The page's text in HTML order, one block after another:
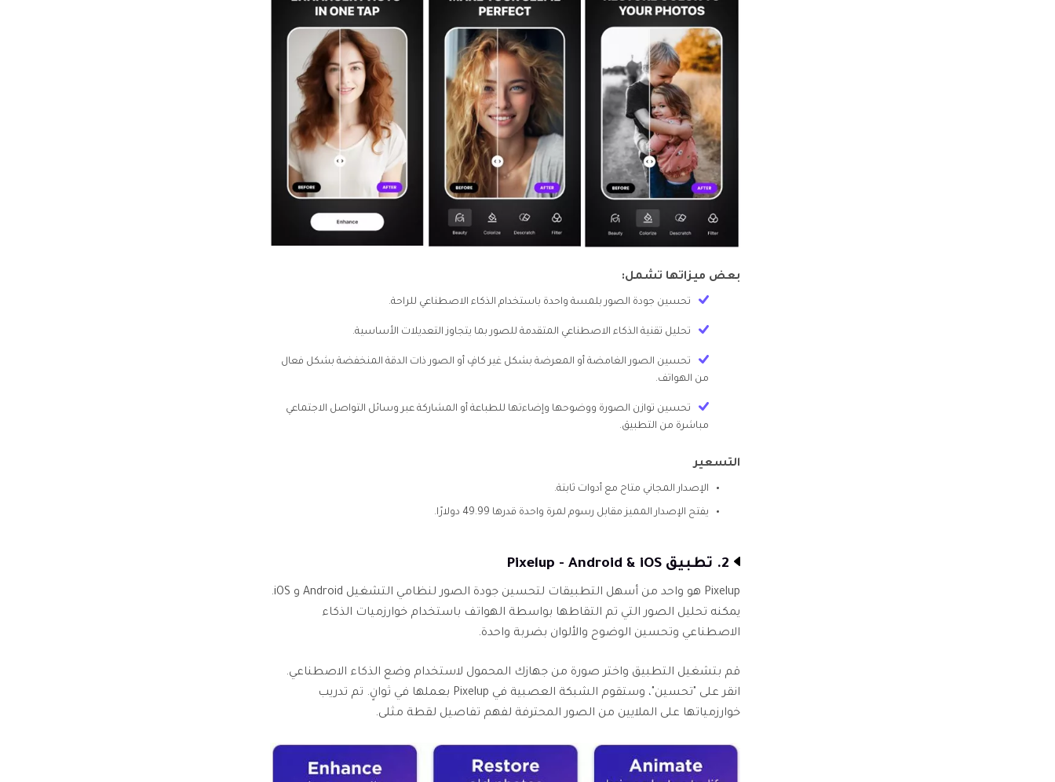
بعض ميزاتها تشمل:
تحسين جودة الصور بلمسة واحدة باستخدام الذكاء الاصطناعي للراحة.
تحليل تقنية الذكاء الاصطناعي المتقدمة للصور بما يتجاوز التعديلات الأساسية.
تحسين الصور الغامضة أو المعرضة بشكل غير كافٍ أو الصور ذات الدقة المنخفضة بشكل فعال
من الهواتف.
تحسين توازن الصورة ووضوحها وإضاءتها للطباعة أو المشاركة عبر وسائل التواصل الاجتماعي
مباشرة من التطبيق.
التسعير
الإصدار المجاني متاح مع أدوات ثابتة.
يفتح الإصدار المميز مقابل رسوم لمرة واحدة قدرها 49.99 دولارًا.
2. تطبيق Pixelup - Android & iOS
Pixelup هو واحد من أسهل التطبيقات لتحسين جودة الصور لنظامي التشغيل Android و iOS.
يمكنه تحليل الصور التي تم التقاطها بواسطة الهواتف باستخدام خوارزميات الذكاء
الاصطناعي وتحسين الوضوح والألوان بضربة واحدة.
قم بتشغيل التطبيق واختر صورة من جهازك المحمول لاستخدام وضع الذكاء الاصطناعي.
انقر على "تحسين"، وستقوم الشبكة العصبية في Pixelup بعملها في ثوانٍ. تم تدريب
خوارزمياتها على الملايين من الصور المحترفة لفهم تفاصيل لقطة مثلى.